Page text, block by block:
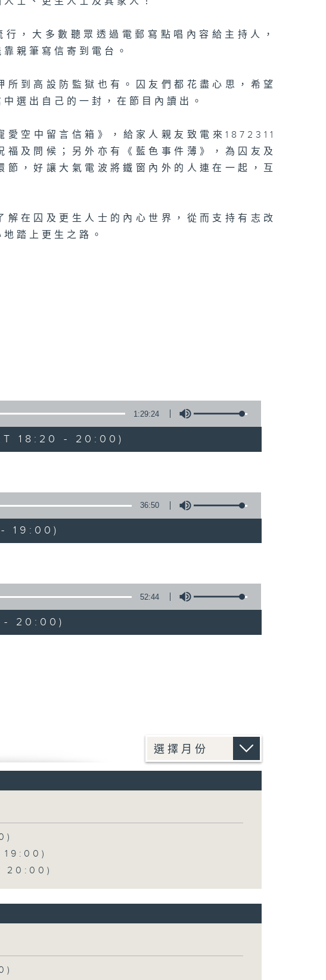
，大多數聽眾透過電郵寫點唱內容給主持人，
親筆寫信寄到電台。
所到高設防監獄也有。囚友們都花盡心思，希望
選出自己的一封，在節目內讀出。
愛空中留言信箱》，給家人親友致電來1872311
福及問候；另外亦有《藍色事件薄》，為囚友及
節，好讓大氣電波將鐵窗內外的人連在一起，互
解在囚及更生人士的內心世界，從而支持有志改
踏上更生之路。
1:29:24
18:20 - 20:00)
36:50
19:00)
52:44
- 20:00)
19:00)
20:00)